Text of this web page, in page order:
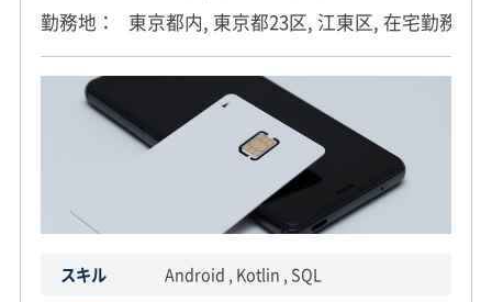
勤務地 東京都内, 東京都23区, 江東区, 在宅勤務
スキル
Android , Kotlin , SQL